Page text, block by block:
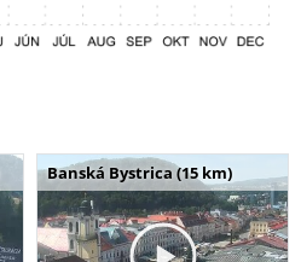
Banská Bystrica (15 km)